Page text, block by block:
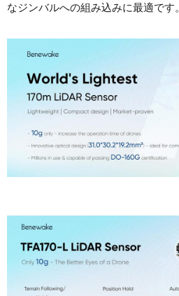
なジンバルへの組み込みに最適です。